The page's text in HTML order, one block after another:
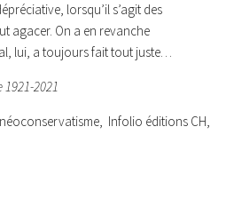
lorsqu’il s’agit des
agacer. On a en revanche
lui, a toujours fait tout juste…
1921-2021
Infolio éditions CH,